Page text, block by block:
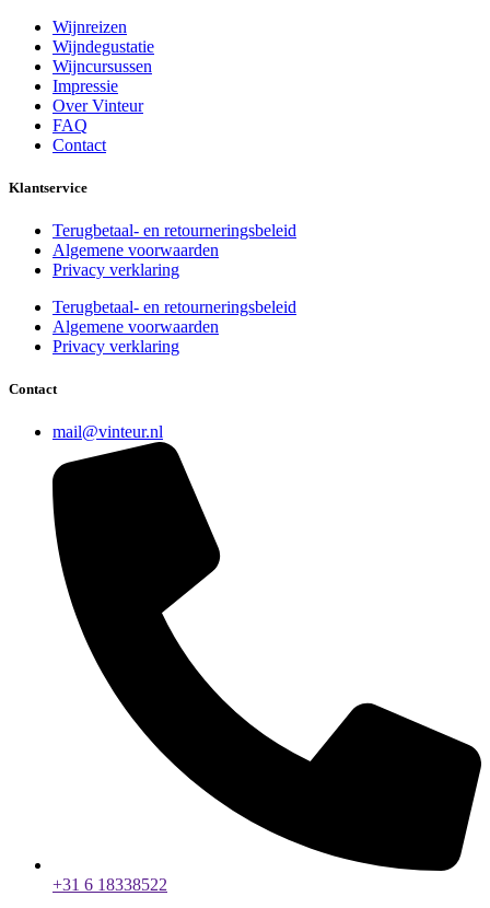
Wijnreizen
Wijndegustatie
Wijncursussen
Impressie
Over Vinteur
FAQ
Contact
Klantservice
Terugbetaal- en retourneringsbeleid
Algemene voorwaarden
Privacy verklaring
Terugbetaal- en retourneringsbeleid
Algemene voorwaarden
Privacy verklaring
Contact
mail@vinteur.nl
+31 6 18338522